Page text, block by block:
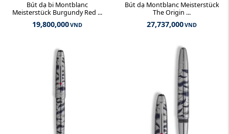
Bút dạ bi Montblanc
Meisterstück Burgundy Red ...
19,800,000VND
Bút dạ Montblanc Meisterstück
The Origin ...
27,737,000VND